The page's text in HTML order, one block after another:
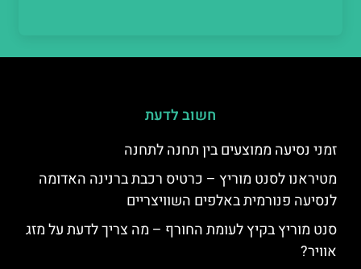
חשוב לדעת
זמני נסיעה ממוצעים בין תחנה לתחנה
מטיראנו לסנט מוריץ – כרטיס רכבת ברנינה האדומה
לנסיעה פנורמית באלפים השוויצריים
סנט מוריץ בקיץ לעומת החורף – מה צריך לדעת על מזג
אוויר?